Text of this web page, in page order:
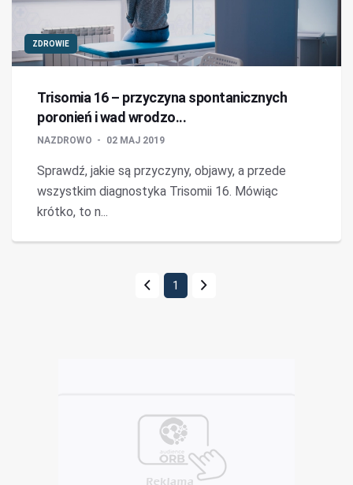
ZDROWIE
Trisomia 16 – przyczyna spontanicznych
poronień i wad wrodzo...
NAZDROWO 02 MAJ 2019
Sprawdź, jakie są przyczyny, objawy, a przede
wszystkim diagnostyka Trisomii 16. Mówiąc
krótko, to n...
1